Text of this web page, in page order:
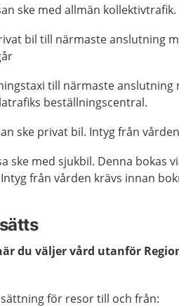
ske med allmän kollektivtrafik.
bil till närmaste anslutning
till närmaste anslutning
beställningscentral.
ske privat bil. Intyg från
ske med sjukbil. Denna bokas
från vården krävs innan
du väljer vård utanför
för resor till och från: